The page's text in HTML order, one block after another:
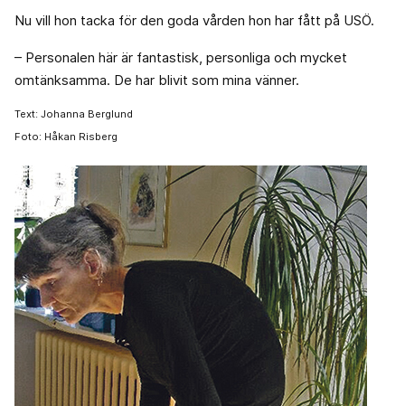
Nu vill hon tacka för den goda vården hon har fått på USÖ.
– Personalen här är fantastisk, personliga och mycket
omtänksamma. De har blivit som mina vänner.
Text: Johanna Berglund
Foto: Håkan Risberg